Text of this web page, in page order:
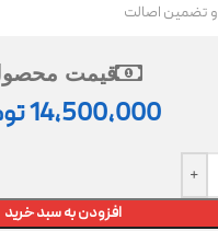
و تضمین اصالت
قیمت
14,500,000
افزودن به سبد خرید